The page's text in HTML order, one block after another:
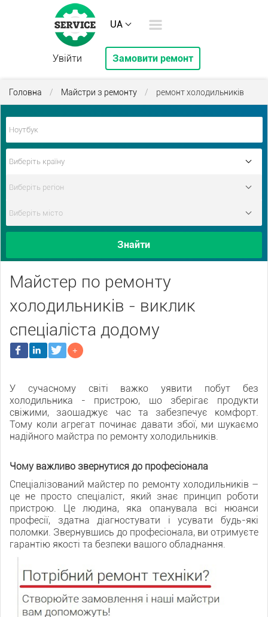
UA
Увійти Замовити ремонт
Головна / Майстри з ремонту / ремонт холодильників
Знайти
Майстер по ремонту
холодильників - виклик
спеціаліста додому
У сучасному світі важко уявити побут без
холодильника - пристрою, що зберігає продукти
свіжими, заощаджує час та забезпечує комфорт.
Тому коли агрегат починає давати збої, ми шукаємо
надійного майстра по ремонту холодильників.
Чому важливо звернутися до професіонала
Спеціалізований майстер по ремонту холодильників –
це не просто спеціаліст, який знає принцип роботи
пристрою. Це людина, яка опанувала всі нюанси
професії, здатна діагностувати і усувати будь-які
поломки. Звернувшись до професіонала, ви отримуєте
гарантію якості та безпеки вашого обладнання.